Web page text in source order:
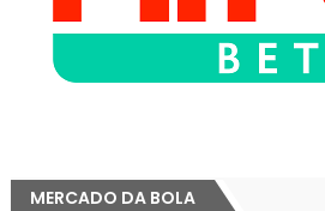
MERCADO DA BOLA